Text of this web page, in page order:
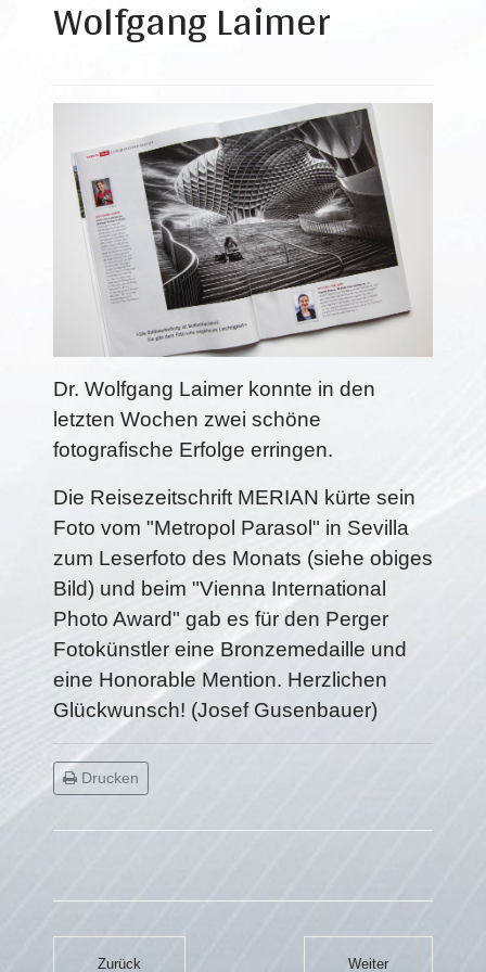
Wolfgang Laimer
Dr. Wolfgang Laimer konnte in den
letzten Wochen zwei schöne
fotografische Erfolge erringen.
Die Reisezeitschrift MERIAN kürte sein
Foto vom "Metropol Parasol" in Sevilla
zum Leserfoto des Monats (siehe obiges
Bild) und beim "Vienna International
Photo Award" gab es für den Perger
Fotokünstler eine Bronzemedaille und
eine Honorable Mention. Herzlichen
Glückwunsch! (Josef Gusenbauer)
Drucken
Zurück Weiter